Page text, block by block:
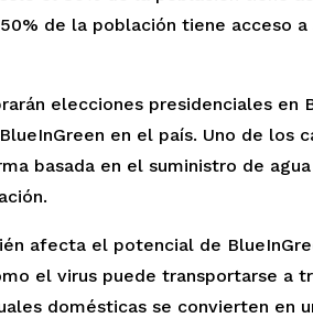
de la población tiene acceso a
elecciones presidenciales en
en el país. Uno de los
basada en el suministro de
afecta el potencial de
el virus puede transportarse a
domésticas se convierten en